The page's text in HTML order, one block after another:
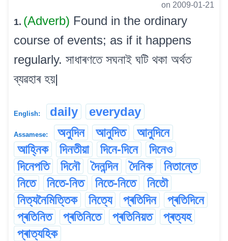
on 2009-01-21
1. (Adverb) Found in the ordinary
course of events; as if it happens
regularly. সাধাৰণতে সঘনাই ঘটি থকা অৰ্থত
ব্যৱহাৰ হয়|
English: daily everyday
Assamese: অনুদিন আনুদিত
আনুদিনে
আহ্নিক
দিনতীয়া দিনে-দিনে
দিনেও
দিনেপতি
দিনৌ দৈনন্দিন দৈনিক
নিতান্তে
নিতে
নিতে-নিত নিতে-নিতে
নিতৌ
নিত্যনৈমিত্তিক
নিত্যে প্ৰতিদিন
প্ৰতিদিনে
প্ৰতিনিত
প্ৰতিনিতে প্ৰতিনিয়ত
প্ৰত্যহ
প্ৰাত্যহিক